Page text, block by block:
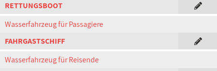
RETTUNGSBOOT
Wasserfahrzeug für Passagiere
FAHRGASTSCHIFF
Wasserfahrzeug für Reisende